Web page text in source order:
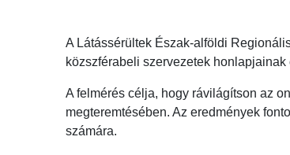
A Látássérültek Észak-alföldi
közszférabeli szervezetek
A felmérés célja, hogy rávilágítson az
megteremtésében. Az eredmények
számára.